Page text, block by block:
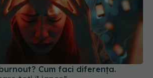
Cum faci diferența.
toți îl ignoră